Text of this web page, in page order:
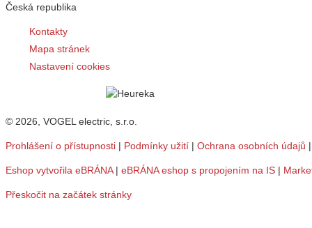
Česká republika
Kontakty
Mapa stránek
Nastavení cookies
© 2026, VOGEL electric, s.r.o.
Prohlášení o přístupnosti | Podmínky užití | Ochrana osobních údajů
Eshop vytvořila eBRÁNA| eBRÁNA eshop s propojením na IS |
Přeskočit na začátek stránky